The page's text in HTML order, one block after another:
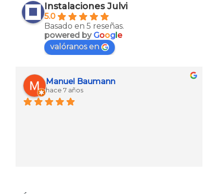
Instalaciones Julvi
5.0
Basado en 5 reseñas.
powered by Google
valóranos en
Manuel Baumann
hace 7 años